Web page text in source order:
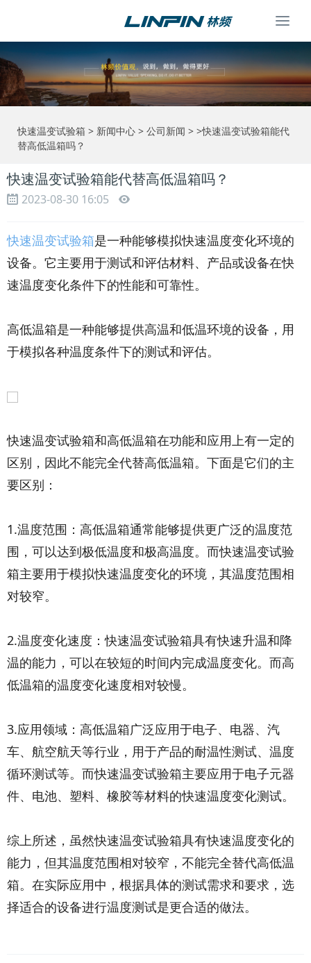
快速温变试验箱 > 新闻中心 > 公司新闻 > >快速温变试验箱能代
替高低温箱吗？
快速温变试验箱能代替高低温箱吗？
2023-08-30 16:05
快速温变试验箱是一种能够模拟快速温度变化环境的
设备。它主要用于测试和评估材料、产品或设备在快
速温度变化条件下的性能和可靠性。
高低温箱是一种能够提供高温和低温环境的设备，用
于模拟各种温度条件下的测试和评估。
快速温变试验箱和高低温箱在功能和应用上有一定的
区别，因此不能完全代替高低温箱。下面是它们的主
要区别：
1.温度范围：高低温箱通常能够提供更广泛的温度范
围，可以达到极低温度和极高温度。而快速温变试验
箱主要用于模拟快速温度变化的环境，其温度范围相
对较窄。
2.温度变化速度：快速温变试验箱具有快速升温和降
温的能力，可以在较短的时间内完成温度变化。而高
低温箱的温度变化速度相对较慢。
3.应用领域：高低温箱广泛应用于电子、电器、汽
车、航空航天等行业，用于产品的耐温性测试、温度
循环测试等。而快速温变试验箱主要应用于电子元器
件、电池、塑料、橡胶等材料的快速温度变化测试。
综上所述，虽然快速温变试验箱具有快速温度变化的
能力，但其温度范围相对较窄，不能完全替代高低温
箱。在实际应用中，根据具体的测试需求和要求，选
择适合的设备进行温度测试是更合适的做法。